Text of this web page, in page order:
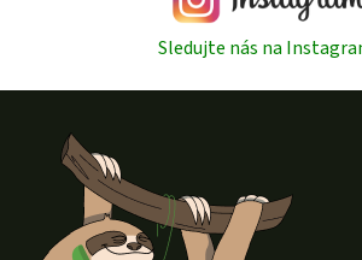
Sledujte nás na